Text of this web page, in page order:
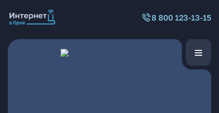
8 800 123-13-15